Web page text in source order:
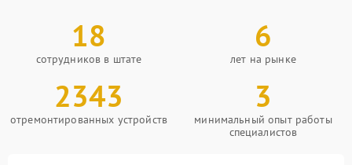
18
сотрудников в штате
6
лет на рынке
2343
отремонтированных устройств
3
минимальный опыт работы
специалистов